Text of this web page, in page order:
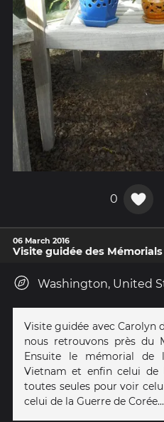
0
06 March 2016
Visite guidée des
Washington, United
Visite guidée avec Carolyn
nous retrouvons près du
Ensuite le mémorial
Vietnam et enfin celui de
toutes seules pour voir
celui de la Guerre de Corée...